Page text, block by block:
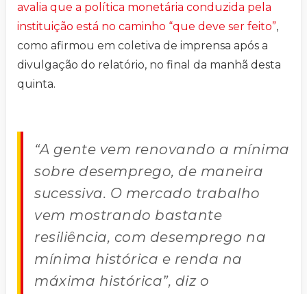
avalia que a política monetária conduzida pela
instituição está no caminho “que deve ser feito”,
como afirmou em coletiva de imprensa após a
divulgação do relatório, no final da manhã desta
quinta.
“A gente vem renovando a mínima
sobre desemprego, de maneira
sucessiva. O mercado trabalho
vem mostrando bastante
resiliência, com desemprego na
mínima histórica e renda na
máxima histórica”, diz o